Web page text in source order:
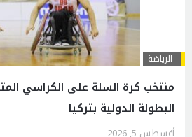
الرياضة
منتخب كرة السلة على الكراسي
البطولة الدولية بتركيا
أغسطس 5, 2026